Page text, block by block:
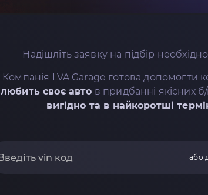
Надішліть заявку на підбір
Компанія LVA Garage готова допомогти
любить своє авто в придбанні якісних
вигідно та в найкоротші
або